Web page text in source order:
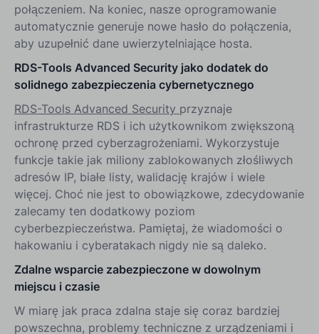
połączeniem. Na koniec, nasze oprogramowanie
automatycznie generuje nowe hasło do połączenia,
aby uzupełnić dane uwierzytelniające hosta.
RDS-Tools Advanced Security jako dodatek do
solidnego zabezpieczenia cybernetycznego
RDS-Tools Advanced Security przyznaje
infrastrukturze RDS i ich użytkownikom zwiększoną
ochronę przed cyberzagrożeniami. Wykorzystuje
funkcje takie jak miliony zablokowanych złośliwych
adresów IP, białe listy, walidację krajów i wiele
więcej. Choć nie jest to obowiązkowe, zdecydowanie
zalecamy ten dodatkowy poziom
cyberbezpieczeństwa. Pamiętaj, że wiadomości o
hakowaniu i cyberatakach nigdy nie są daleko.
Zdalne wsparcie zabezpieczone w dowolnym
miejscu i czasie
W miarę jak praca zdalna staje się coraz bardziej
powszechna, problemy techniczne z urządzeniami i